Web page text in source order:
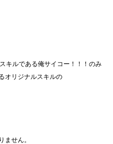
キルである俺サイコー！！！のみ
オリジナルスキルの
ません。